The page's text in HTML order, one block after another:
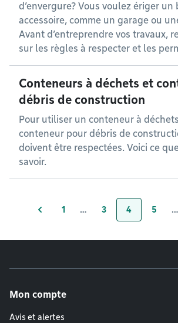
d’envergure? Vous voulez ériger
accessoire, comme un garage ou
Avant d’entreprendre vos travaux,
sur les règles à respecter et les
Conteneurs à déchets et
débris de construction
Pour utiliser un conteneur à
conteneur pour débris de
doivent être respectées. Voici ce
savoir.
Page
1 …
Page
3
Page
4
Page
5 …
Mon compte
Avis et alertes